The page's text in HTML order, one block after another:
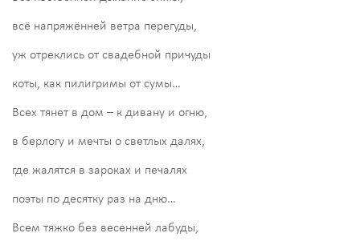
всё напряжённей ветра перегуды,
уж отреклись от свадебной причуды
коты, как пилигримы от сумы…
Всех тянет в дом – к дивану и огню,
в берлогу и мечты о светлых далях,
где жалятся в зароках и печалях
поэты по десятку раз на дню…
Всем тяжко без весенней лабуды,